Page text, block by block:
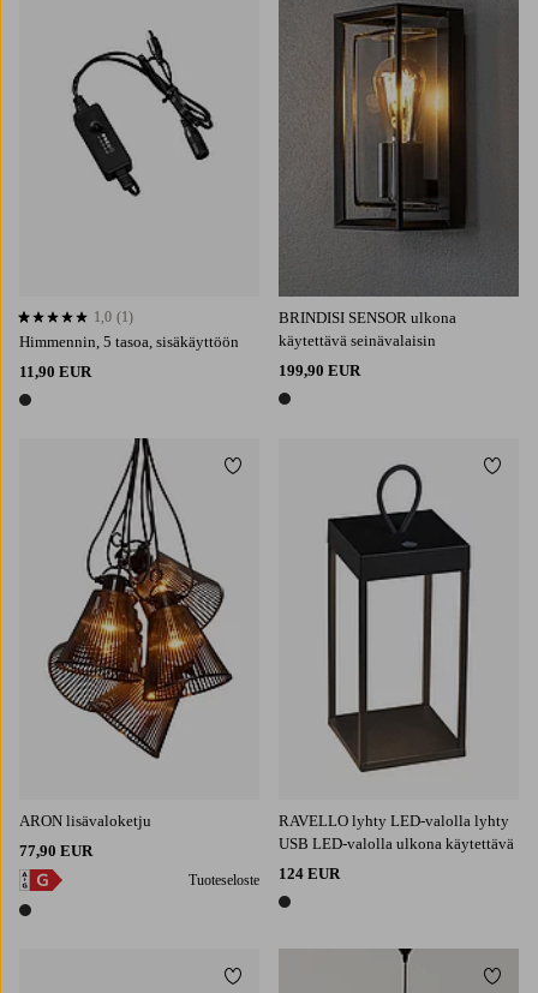
Himmennin, 5 tasoa, sisäkäyttöön
11,90 EUR
1 väri
1,0 perustuen 1 arvosanaan
1,0 (1)
BRINDISI SENSOR ulkona
käytettävä seinävalaisin
199,90 EUR
1 väri
ARON lisävaloketju
77,90 EUR
Tuoteseloste
1 väri
Lisää suosikkeihin
RAVELLO lyhty LED-valolla lyhty
USB LED-valolla ulkona käytettävä
124 EUR
1 väri
Lisää
Lisää suosikkeihin Lisää